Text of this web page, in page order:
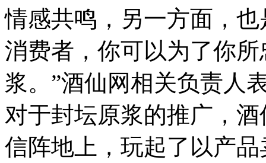
情感共鸣，另一方面，
消费者，你可以为了你
浆。”酒仙网相关负责人
对于封坛原浆的推广，
信阵地上，玩起了以产